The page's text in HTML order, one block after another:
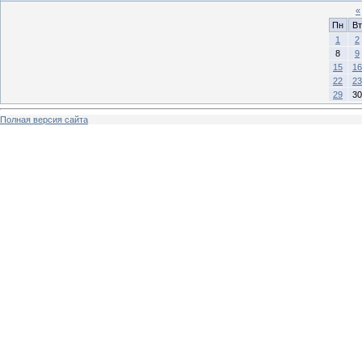
«
Пн
Вт
1
2
8
9
15
16
22
23
29
30
Полная версия сайта